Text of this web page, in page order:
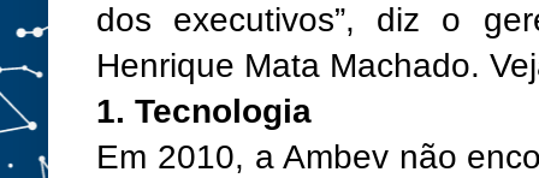
dos executivos”, diz o
Henrique Mata Machado.
1. Tecnologia
Em 2010, a Ambev não